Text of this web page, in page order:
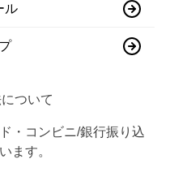
ル
ついて
・コンビニ/銀行振り込
ます。